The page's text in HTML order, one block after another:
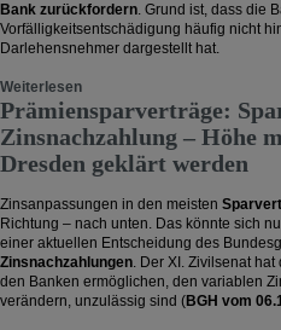
Bank zurückfordern. Grund ist, dass die
Vorfälligkeitsentschädigung häufig nicht
Darlehensnehmer dargestellt hat.
Weiterlesen
Prämiensparverträge:
Zinsnachzahlung – Höhe
Dresden geklärt werden
Zinsanpassungen in den meisten
Richtung – nach unten. Das könnte sich
einer aktuellen Entscheidung des
Zinsnachzahlungen. Der XI. Zivilsenat
den Banken ermöglichen, den variablen
verändern, unzulässig sind (BGH vom